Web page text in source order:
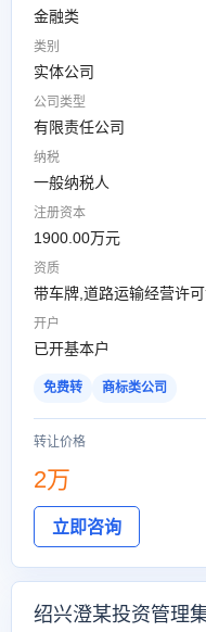
金融类
类别
实体公司
公司类型
有限责任公司
纳税
一般纳税人
注册资本
1900.00万元
资质
带车牌,道路运输经营许
开户
已开基本户
免费转 商标类公司
转让价格
2万
立即咨询
绍兴澄某投资管理